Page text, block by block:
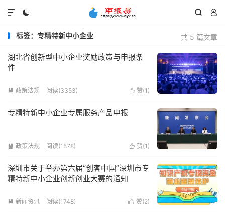
  

共 5 篇文章
标签：专精特新中小企业
湖北省创新型中小企业奖励政策与申报条
件
 赞(1 )
 政策法规 阅读(3353)
专精特新中小企业专属服务产品申报
 赞(1 )
 政策法规 阅读(1578)
深圳市关于举办第六届“创客中国”深圳市专
精特新中小企业创新创业大赛的通知
 赞(2)
 新闻资讯 阅读(1748)